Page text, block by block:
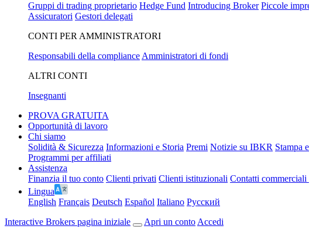
Gruppi di trading proprietario Hedge Fund Introducing Broker Piccole
Assicuratori Gestori delegati
CONTI PER AMMINISTRATORI
Responsabili della compliance Amministratori di fondi
ALTRI CONTI
Insegnanti
PROVA GRATUITA
Opportunità di lavoro
Chi siamo
Solidità & Sicurezza Informazioni e Storia Premi Notizie su IBKR Stampa
Programmi per affiliati
Assistenza
Finanzia il tuo conto Clienti privati Clienti istituzionali Contatti
Lingua
English Français Deutsch Español Italiano Pусский
Interactive Brokers pagina iniziale
Apri un conto Accedi